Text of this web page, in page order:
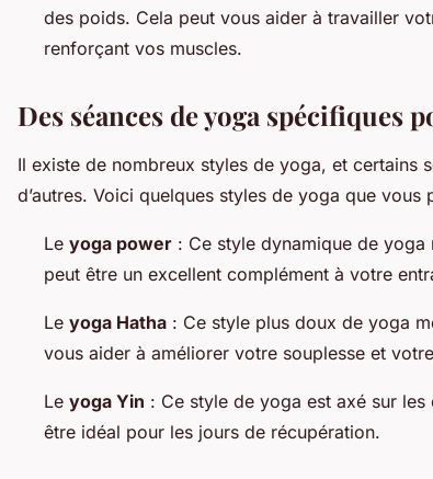
des poids. Cela peut vous aider à travailler
renforçant vos muscles.
Des séances de yoga spécifiques
Il existe de nombreux styles de yoga, et certains
d’autres. Voici quelques styles de yoga que vous
Le yoga power : Ce style dynamique de yoga
peut être un excellent complément à votre
Le yoga Hatha : Ce style plus doux de yoga
vous aider à améliorer votre souplesse et
Le yoga Yin : Ce style de yoga est axé sur
être idéal pour les jours de récupération.